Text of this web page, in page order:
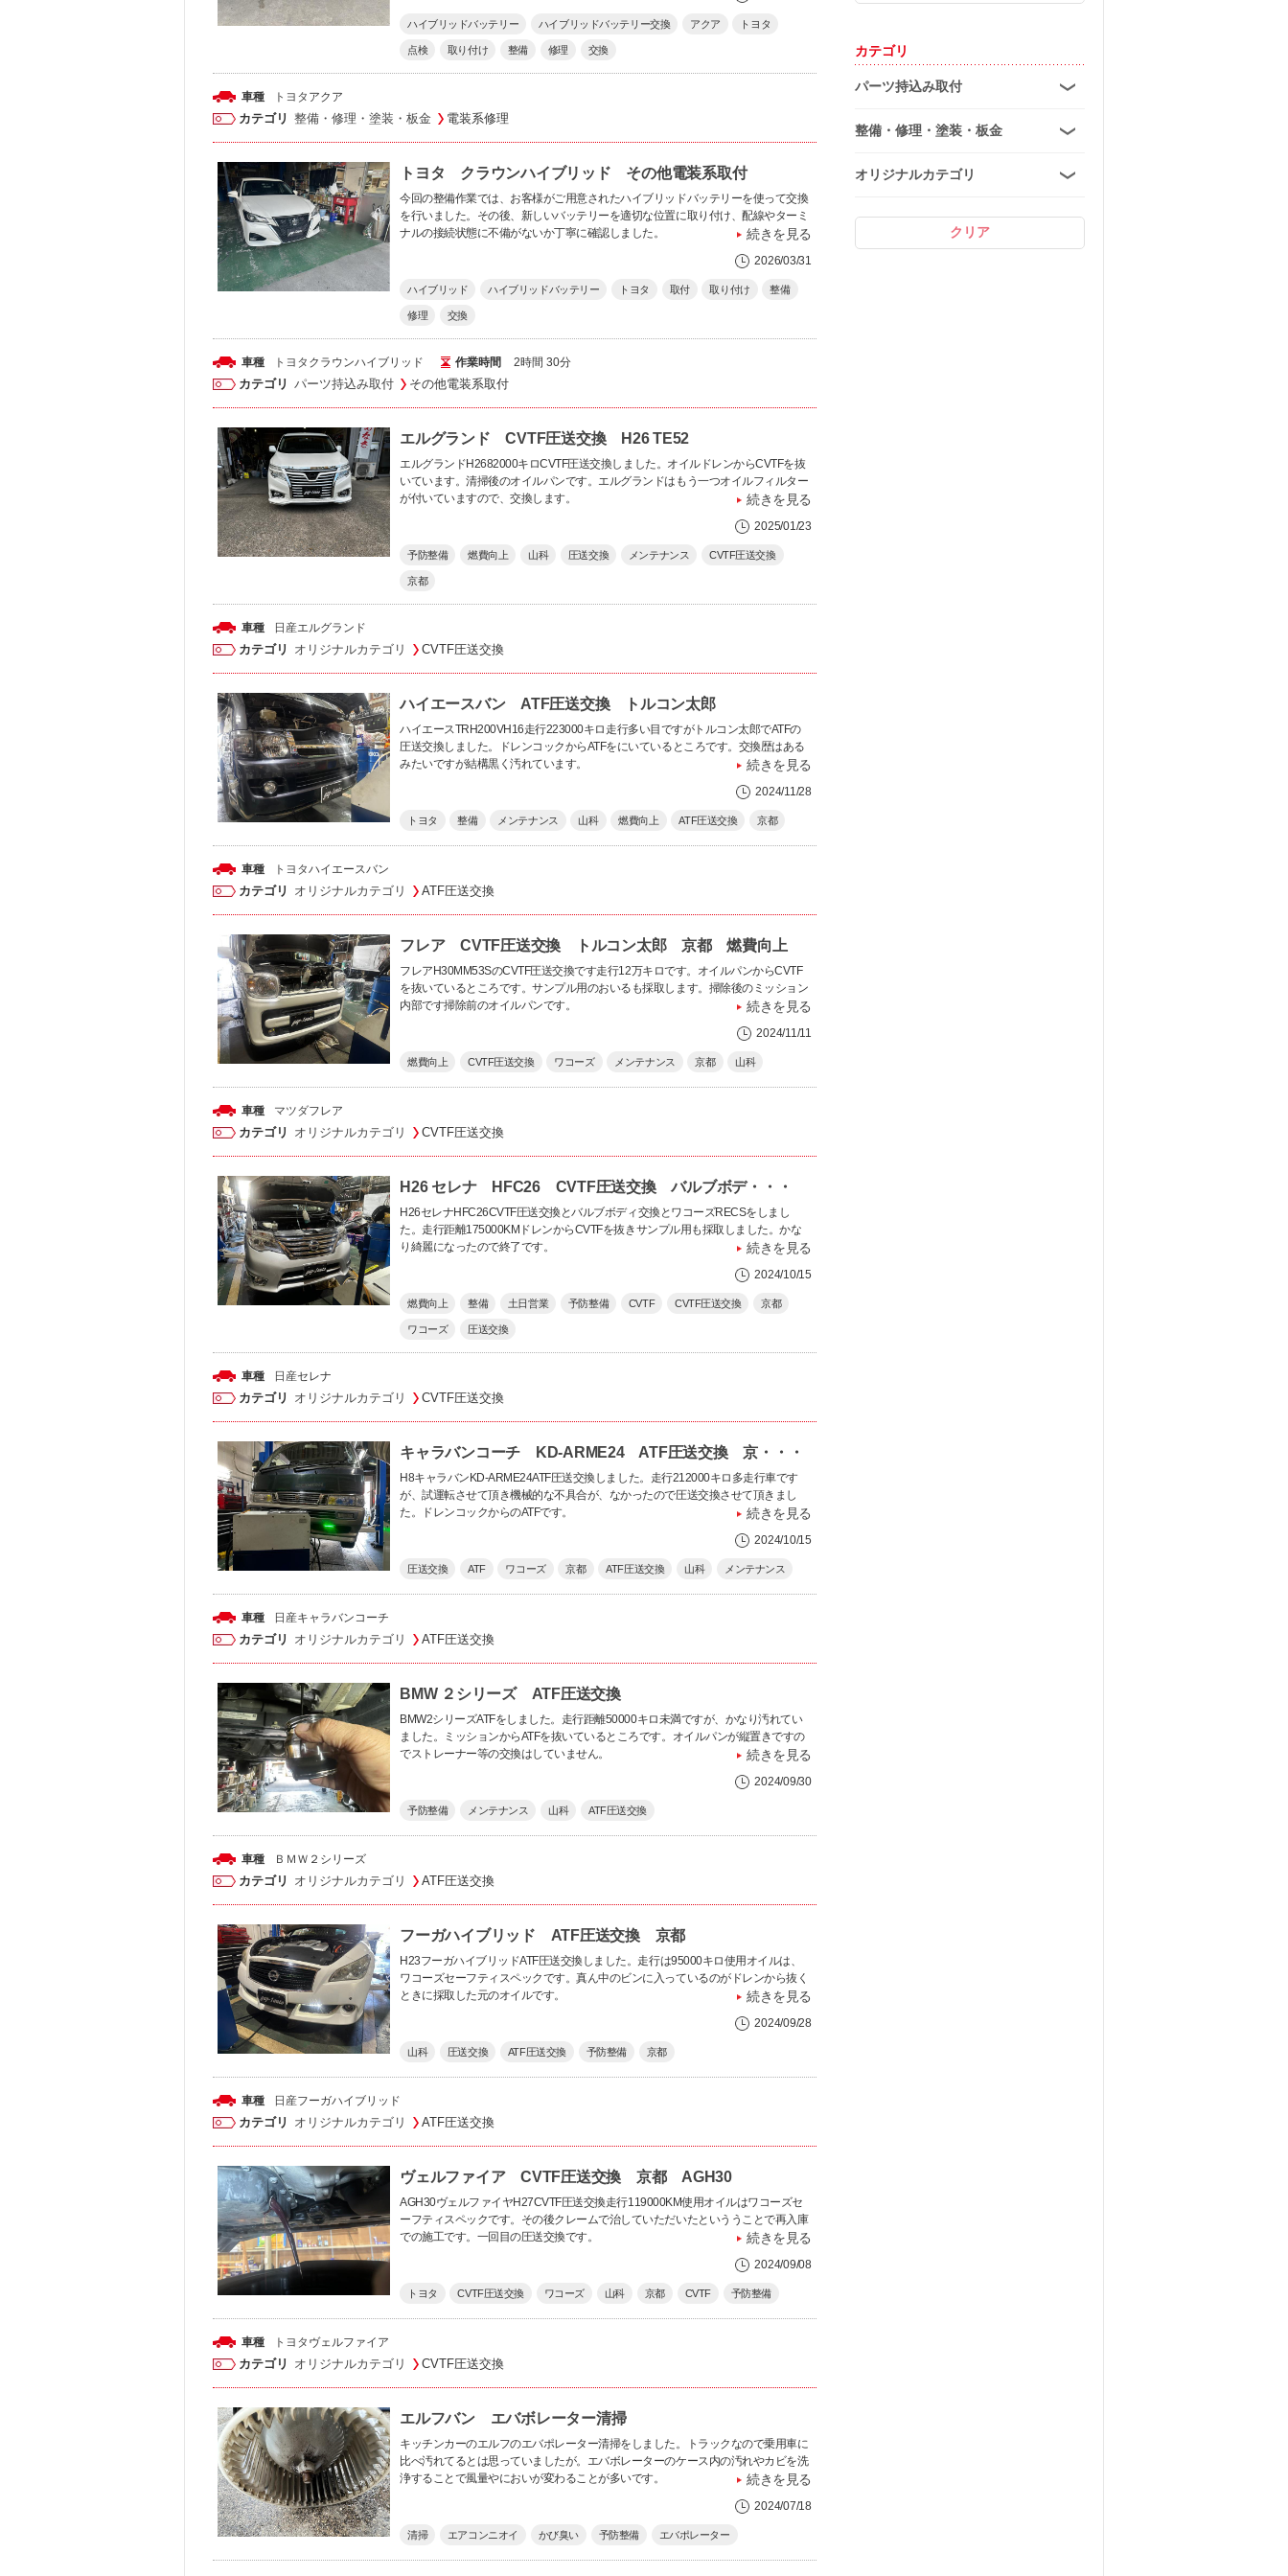
ハイブリッドバッテリー ハイブリッドバッテリー交換 アクア トヨタ
点検 取り付け 整備 修理 交換
車種 トヨタ アクア
カテゴリ 整備・修理・塗装・板金 電装系修理
トヨタ クラウンハイブリッド その他電装系取付
今回の整備作業では、お客様がご用意されたハイブリッドバッテリーを使って交換
を行いました。その後、新しいバッテリーを適切な位置に取り付け、配線やターミ
ナルの接続状態に不備がないか丁寧に確認しました。
続きを見る
2026/03/31
ハイブリッド ハイブリッドバッテリー トヨタ 取付 取り付け 整備
修理 交換
車種 トヨタ クラウンハイブリッド 作業時間 2時間 30分
カテゴリ パーツ持込み取付 その他電装系取付
エルグランド CVTF圧送交換 H26 TE52
エルグランドH2682000キロCVTF圧送交換しました。オイルドレンからCVTFを抜
いています。清掃後のオイルパンです。エルグランドはもう一つオイルフィルター
が付いていますので、交換します。
続きを見る
2025/01/23
予防整備 燃費向上 山科 圧送交換 メンテナンス CVTF圧送交換
京都
車種 日産エルグランド
カテゴリ オリジナルカテゴリ CVTF圧送交換
ハイエースバン ATF圧送交換 トルコン太郎
ハイエースTRH200VH16走行223000キロ走行多い目ですがトルコン太郎でATFの
圧送交換しました。ドレンコックからATFをにいているところです。交換歴はある
みたいですが結構黒く汚れています。
続きを見る
2024/11/28
トヨタ 整備 メンテナンス 山科 燃費向上 ATF圧送交換 京都
車種 トヨタハイエースバン
カテゴリ オリジナルカテゴリ ATF圧送交換
フレア CVTF圧送交換 トルコン太郎 京都 燃費向上
フレアH30MM53SのCVTF圧送交換です走行12万キロです。オイルパンからCVTF
を抜いているところです。サンプル用のおいるも採取します。掃除後のミッション
内部です掃除前のオイルパンです。
続きを見る
2024/11/11
燃費向上 CVTF圧送交換 ワコーズ メンテナンス 京都 山科
車種 マツダフレア
カテゴリ オリジナルカテゴリ CVTF圧送交換
H26 セレナ HFC26 CVTF圧送交換 バルブボデ・・・
H26セレナHFC26CVTF圧送交換とバルブボディ交換とワコーズRECSをしまし
た。走行距離175000KMドレンからCVTFを抜きサンプル用も採取しました。かな
り綺麗になったので終了です。
続きを見る
2024/10/15
燃費向上 整備 土日営業 予防整備 CVTF CVTF圧送交換 京都
ワコーズ 圧送交換
車種 日産セレナ
カテゴリ オリジナルカテゴリ CVTF圧送交換
キャラバンコーチ KD-ARME24 ATF圧送交換 京・・・
H8キャラバンKD-ARME24ATF圧送交換しました。走行212000キロ多走行車です
が、試運転させて頂き機械的な不具合が、なかったので圧送交換させて頂きまし
た。ドレンコックからのATFです。
続きを見る
2024/10/15
圧送交換 ATF ワコーズ 京都 ATF圧送交換 山科 メンテナンス
車種 日産キャラバンコーチ
カテゴリ オリジナルカテゴリ ATF圧送交換
BMW ２シリーズ ATF圧送交換
BMW2シリーズATFをしました。走行距離50000キロ未満ですが、かなり汚れてい
ました。ミッションからATFを抜いているところです。オイルパンが縦置きですの
でストレーナー等の交換はしていません。
続きを見る
2024/09/30
予防整備 メンテナンス 山科 ATF圧送交換
車種 ＢＭＷ ２シリーズ
カテゴリ オリジナルカテゴリ ATF圧送交換
フーガハイブリッド ATF圧送交換 京都
H23フーガハイブリッドATF圧送交換しました。走行は95000キロ使用オイルは、
ワコーズセーフティスペックです。真ん中のビンに入っているのがドレンから抜く
ときに採取した元のオイルです。
続きを見る
2024/09/28
山科 圧送交換 ATF圧送交換 予防整備 京都
車種 日産フーガハイブリッド
カテゴリ オリジナルカテゴリ ATF圧送交換
ヴェルファイア CVTF圧送交換 京都 AGH30
AGH30ヴェルファイヤH27CVTF圧送交換走行119000KM使用オイルはワコーズセ
ーフティスペックです。その後クレームで治していただいたといううことで再入庫
での施工です。一回目の圧送交換です。
続きを見る
2024/09/08
トヨタ CVTF圧送交換 ワコーズ 山科 京都 CVTF 予防整備
車種 トヨタ ヴェルファイア
カテゴリ オリジナルカテゴリ CVTF圧送交換
エルフバン エバボレーター清掃
キッチンカーのエルフのエバポレーター清掃をしました。トラックなので乗用車に
比べ汚れてるとは思っていましたが。エバボレーターのケース内の汚れやカビを洗
浄することで風量やにおいが変わることが多いです。
続きを見る
2024/07/18
清掃 エアコンニオイ かび臭い 予防整備 エバポレーター
カテゴリ
パーツ持込み取付
整備・修理・塗装・板金
オリジナルカテゴリ